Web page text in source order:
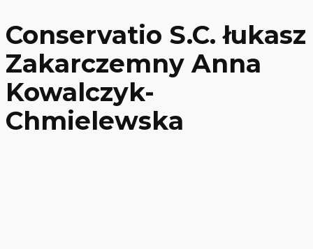
Conservatio S.C. łukasz
Zakarczemny Anna
Kowalczyk-
Chmielewska